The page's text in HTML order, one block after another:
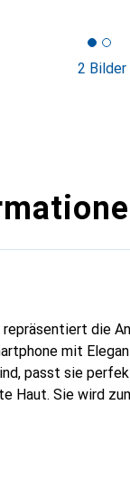
2 Bilder
die
mit
passt sie
Haut. Sie wird
Kundschaft.